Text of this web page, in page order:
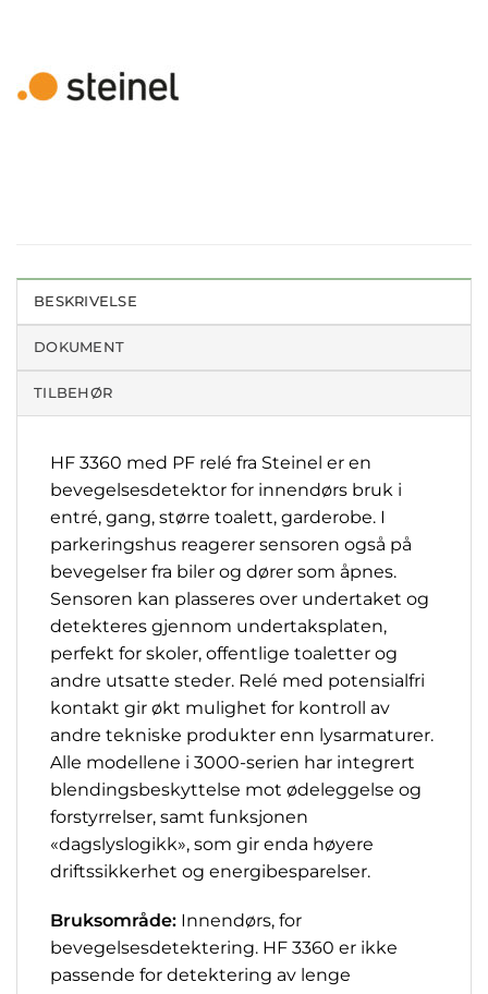
BESKRIVELSE
DOKUMENT
TILBEHØR
HF 3360 med PF relé fra Steinel er en
bevegelsesdetektor for innendørs bruk i
entré, gang, større toalett, garderobe. I
parkeringshus reagerer sensoren også på
bevegelser fra biler og dører som åpnes.
Sensoren kan plasseres over undertaket og
detekteres gjennom undertaksplaten,
perfekt for skoler, offentlige toaletter og
andre utsatte steder. Relé med potensialfri
kontakt gir økt mulighet for kontroll av
andre tekniske produkter enn lysarmaturer.
Alle modellene i 3000-serien har integrert
blendingsbeskyttelse mot ødeleggelse og
forstyrrelser, samt funksjonen
«dagslyslogikk», som gir enda høyere
driftssikkerhet og energibesparelser.
Bruksområde: Innendørs, for
bevegelsesdetektering. HF 3360 er ikke
passende for detektering av lenge